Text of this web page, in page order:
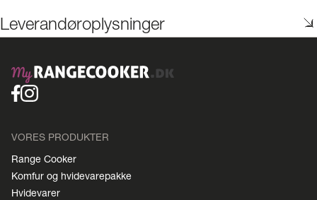
Leverandøroplysninger
VORES PRODUKTER
Range Cooker
Komfur og hvidevarepakke
Hvidevarer